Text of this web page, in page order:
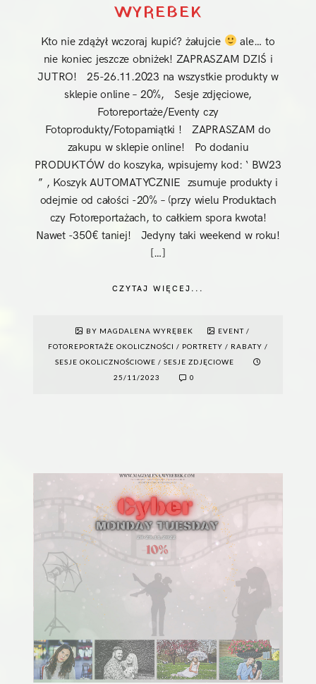
WYREBEK
Kto nie zdążył wczoraj kupić? żałujcie
ale… to
nie koniec jeszcze obniżek! ZAPRASZAM DZIŚ i
JUTRO! 25-26.11.2023 na wszystkie produkty w
sklepie online – 20%, Sesje zdjęciowe,
Fotoreportaże/Eventy czy
Fotoprodukty/Fotopamiątki ! ZAPRASZAM do
zakupu w sklepie online! Po dodaniu
PRODUKTÓW do koszyka, wpisujemy kod: ‘ BW23
” , Koszyk AUTOMATYCZNIE zsumuje produkty i
odejmie od całości -20% – (przy wielu Produktach
czy Fotoreportażach, to całkiem spora kwota!
Nawet -350€ taniej! Jedyny taki weekend w roku!
[…]
CZYTAJ WIĘCEJ...
BY MAGDALENA WYRĘBEK EVENT/
FOTOREPORTAŻE OKOLICZNOŚCI / PORTRETY / RABATY /
SESJE OKOLICZNOŚCIOWE / SESJE ZDJĘCIOWE
25/11/2023
0